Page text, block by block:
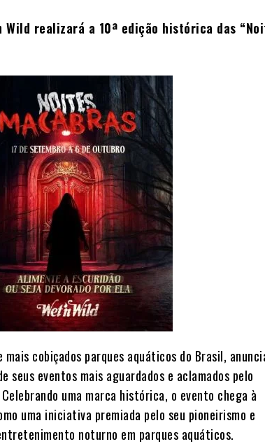
Wild realizará a 10ª edição histórica das
mais cobiçados parques aquáticos do Brasil,
seus eventos mais aguardados e aclamados pelo
uma marca histórica, o evento chega à
uma iniciativa premiada pelo seu pioneirismo e
noturno em parques aquáticos.